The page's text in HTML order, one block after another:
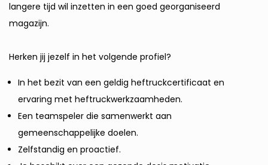
langere tijd wil inzetten in een goed georganiseerd
magazijn.
Herken jij jezelf in het volgende profiel?
In het bezit van een geldig heftruckcertificaat en
ervaring met heftruckwerkzaamheden.
Een teamspeler die samenwerkt aan
gemeenschappelijke doelen.
Zelfstandig en proactief.